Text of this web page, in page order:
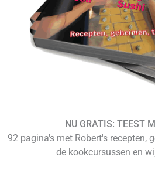
NU GRATIS: TEEST
92 pagina's met Robert's recepten,
de kookcursussen en